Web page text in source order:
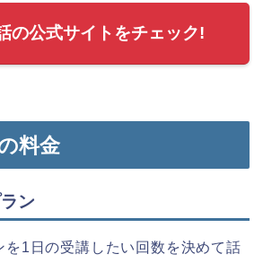
の公式サイトをチェック!
料金
ン
を1日の受講したい回数を決めて話